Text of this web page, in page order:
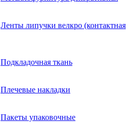
Ленты липучки велкро (контактная
Подкладочная ткань
Плечевые накладки
Пакеты упаковочные